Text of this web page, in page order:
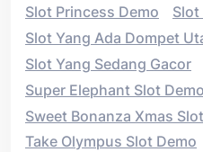
Slot Princess Demo
Slot
Slot Yang Ada Dompet
Slot Yang Sedang Gacor
Super Elephant Slot Demo
Sweet Bonanza Xmas
Take Olympus Slot Demo